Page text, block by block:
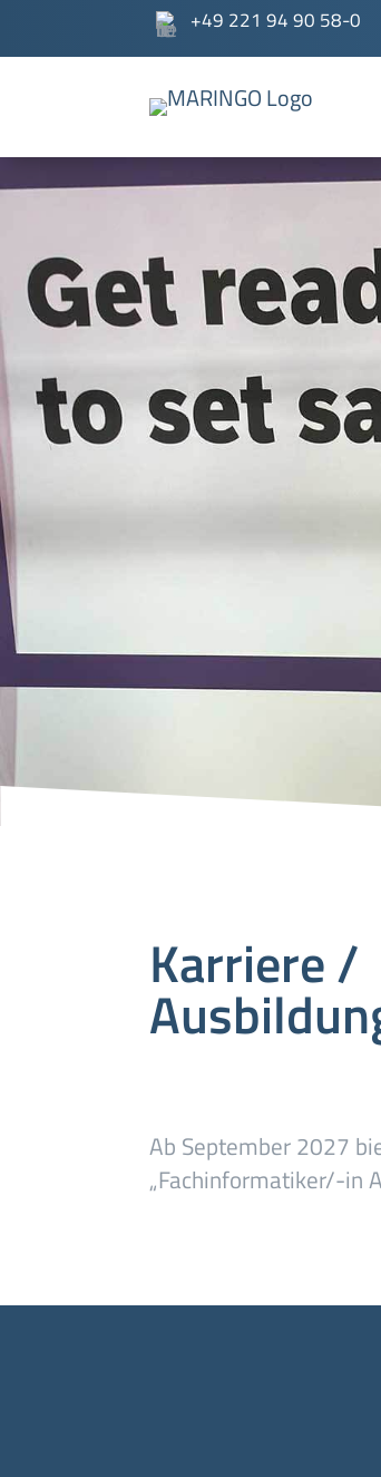
+49 221 94 90 58-0
Karriere /
Ab September 2027
„Fachinformatiker/-in